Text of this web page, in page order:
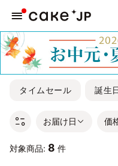
タイムセール 誕生
お届け日 価
対象商品: 8 件